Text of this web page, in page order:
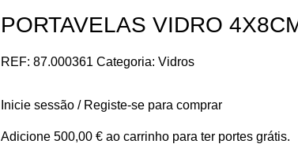
PORTAVELAS VIDRO
REF: 87.000361 Categoria: Vidros
Inicie sessão / Registe-se para comprar
Adicione 500,00 € ao carrinho para ter portes grátis.